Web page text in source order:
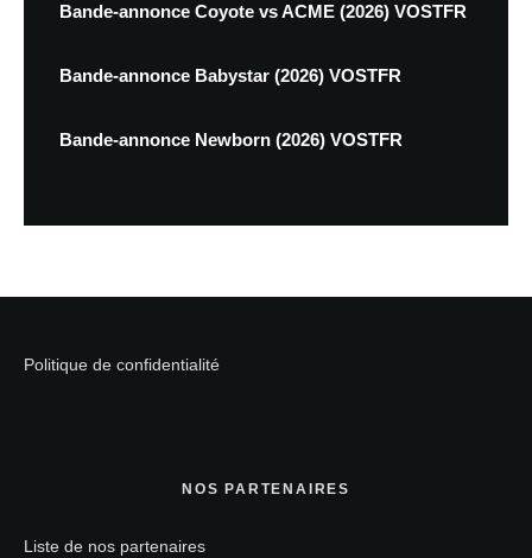
Bande-annonce Coyote vs ACME (2026) VOSTFR
Bande-annonce Babystar (2026) VOSTFR
Bande-annonce Newborn (2026) VOSTFR
Politique de confidentialité
NOS PARTENAIRES
Liste de nos partenaires